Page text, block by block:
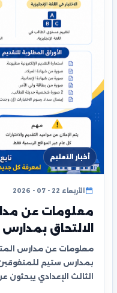
أخبار التعليم
الأربعاء 22 - 07 - 2026
معلومات عن
الالتحاق
معلومات عن مدارس
الثالث الإعدادي